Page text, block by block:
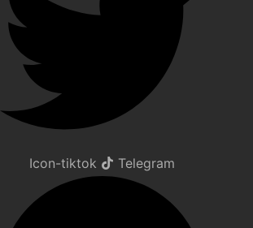
Icon-tiktok Telegram